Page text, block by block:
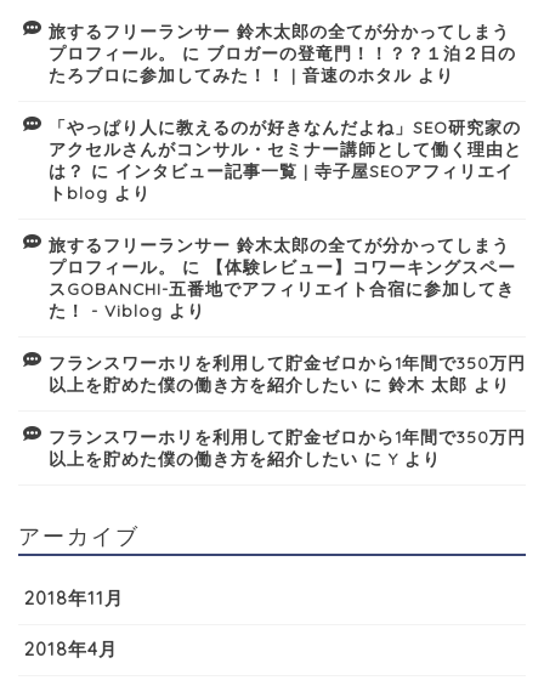
旅するフリーランサー 鈴木太郎の全てが分かってしまう
プロフィール。
に ブロガーの登竜門！！？？１泊２日の
たろブロに参加してみた！！ | 音速のホタル より
「やっぱり人に教えるのが好きなんだよね」SEO研究家の
アクセルさんがコンサル・セミナー講師として働く理由と
は？ に インタビュー記事一覧 | 寺子屋SEOアフィリエイ
トblog より
旅するフリーランサー 鈴木太郎の全てが分かってしまう
プロフィール。
に
【体験レビュー】コワーキングスペー
スGOBANCHI-五番地でアフィリエイト合宿に参加してき
た！ - Viblog より
フランスワーホリを利用して貯金ゼロから1年間で350万円
以上を貯めた僕の働き方を紹介したい に 鈴木 太郎 より
フランスワーホリを利用して貯金ゼロから1年間で350万円
以上を貯めた僕の働き方を紹介したい に Y より
アーカイブ
2018年11月
2018年4月